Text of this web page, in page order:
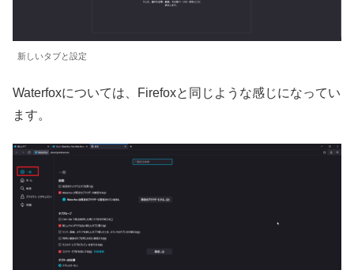
新しいタブと設定
Waterfoxについては、Firefoxと同じような感じになってい
ます。